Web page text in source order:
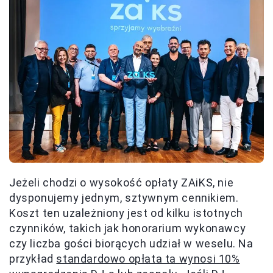
Jeżeli chodzi o wysokość opłaty ZAiKS, nie
dysponujemy jednym, sztywnym cennikiem.
Koszt ten uzależniony jest od kilku istotnych
czynników, takich jak honorarium wykonawcy
czy liczba gości biorących udział w weselu. Na
przykład standardowo opłata ta wynosi 10%